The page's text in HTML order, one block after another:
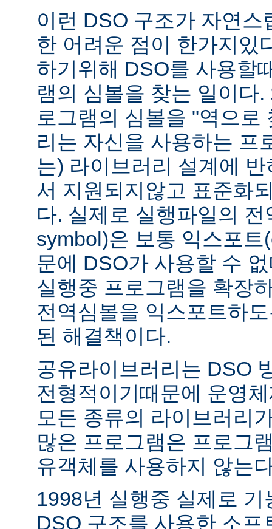
이런 DSO 구조가 자연
한 어려운 점이 한가지있
하기위해 DSO를 사용할
램의 심볼을 찾는 일이다
로그램의 심볼을 "역으로
리는 자신을 사용하는 프
는) 라이브러리 설계에
서 지원되지않고 표준화
다. 실제로 실행파일의
symbol)은 보통 익스포
문에 DSO가 사용할 수
실행중 프로그램을 확장
전역심볼을 익스포트하
된 해결책이다.
공유라이브러리는 DSO
전형적이기때문에 운영
모든 종류의 라이브러리
많은 프로그램은 프로그
유객체를 사용하지 않는
1998년 실행중 실제로
DSO 구조를 사용한 소